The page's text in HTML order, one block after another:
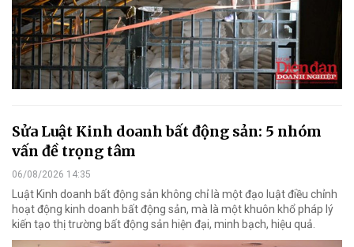
Sửa Luật Kinh doanh bất động sản: 5 nhóm
vấn đề trọng tâm
06/08/2026 14:35
Luật Kinh doanh bất động sản không chỉ là một đạo luật điều chỉnh
hoạt động kinh doanh bất động sản, mà là một khuôn khổ pháp lý
kiến tạo thị trường bất động sản hiện đại, minh bạch, hiệu quả.